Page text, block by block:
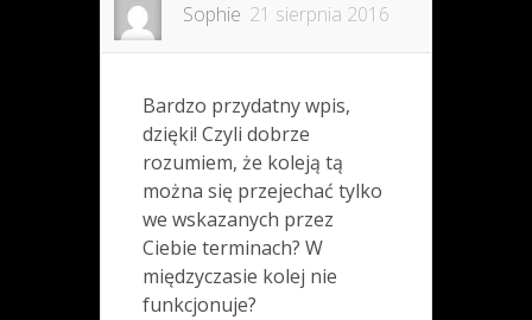
Sophie 21 sierpnia 2016
Bardzo przydatny wpis,
dzięki! Czyli dobrze
rozumiem, że koleją tą
można się przejechać tylko
we wskazanych przez
Ciebie terminach? W
międzyczasie kolej nie
funkcjonuje?